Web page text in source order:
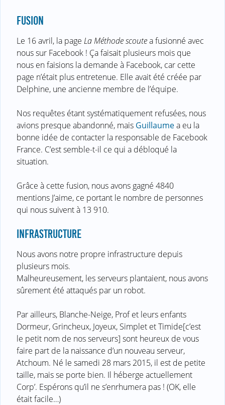
FUSION
Le 16 avril, la page La Méthode scoutea fusionné avec
nous sur Facebook ! Ça faisait plusieurs mois que
nous en faisions la demande à Facebook, car cette
page n’était plus entretenue. Elle avait été créée par
Delphine, une ancienne membre de l’équipe.
Nos requêtes étant systématiquement refusées, nous
avions presque abandonné, mais Guillaumea eu la
bonne idée de contacter la responsable de Facebook
France. C’est semble-t-il ce qui a débloqué la
situation.
Grâce à cette fusion, nous avons gagné 4840
mentions J’aime, ce portant le nombre de personnes
qui nous suivent à 13 910.
INFRASTRUCTURE
Nous avons notre propre infrastructure depuis
plusieurs mois.
Malheureusement, les serveurs plantaient, nous avons
sûrement été attaqués par un robot.
Par ailleurs, Blanche-Neige, Prof et leurs enfants
Dormeur, Grincheux, Joyeux, Simplet et Timide[c’est
le petit nom de nos serveurs] sont heureux de vous
faire part de la naissance d’un nouveau serveur,
Atchoum. Né le samedi 28 mars 2015, il est de petite
taille, mais se porte bien. Il héberge actuellement
Corp’. Espérons qu’il ne s’enrhumera pas ! (OK, elle
était facile…)